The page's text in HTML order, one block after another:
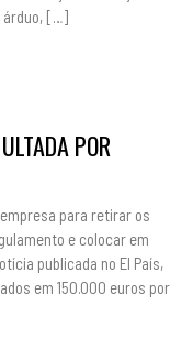
árduo, […]
POR
para retirar os
e colocar em
publicada no El País,
em 150.000 euros por